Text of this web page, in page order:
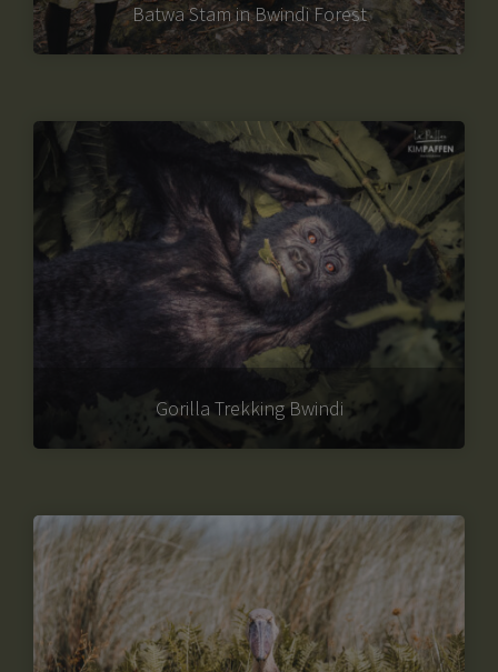
Batwa Stam in Bwindi Forest
Gorilla Trekking Bwindi